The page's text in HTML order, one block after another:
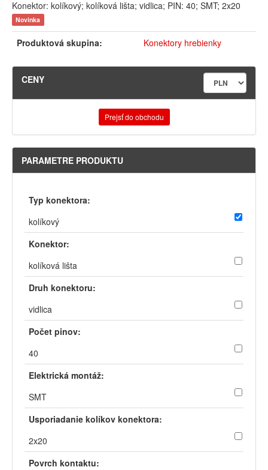
Konektor: kolíkový; kolíková lišta; vidlica; PIN: 40; SMT; 2x20
Novinka
Produktová skupina: Konektory hrebienky
CENY
Prejsť do obchodu
PARAMETRE PRODUKTU
Typ konektora:
kolíkový
Konektor:
kolíková lišta
Druh konektoru:
vidlica
Počet pinov:
40
Elektrická montáž:
SMT
Usporiadanie kolíkov konektora:
2x20
Povrch kontaktu: